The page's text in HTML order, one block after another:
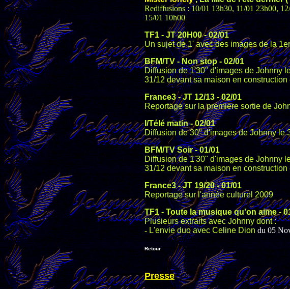
Rediffusions : 10/01 13h30, 11/01 23h00,
15/01 10h00
TF1-JT 20H00-02/01
Un sujet de 1' avec des images de la
BFM/TV - Non stop - 02/01
Diffusion de 1'30" d'images de Johnny
31/12 devant sa maison en
France3-JT 12/13-02/01
Reportage sur la premiere sortie de
I/Télé matin - 02/01
Diffusion de 30" d'images de Johnny le
BFM/TV Soir - 01/01
Diffusion de 1'30" d'images de Johnny
31/12 devant sa maison en construction
France3-JT 19/20-01/01
Reportage sur l'année culturel 2009
TF1-Toute la musique qu'on aime-
Plusieurs extraits avec Johnny dont :
-L'envie duo avec Celine Diondu 05
Retour
Presse